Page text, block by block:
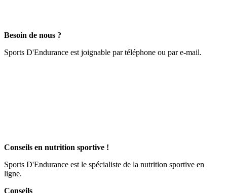
Besoin de nous ?
Sports D'Endurance est joignable par téléphone ou par e-mail.
Conseils en nutrition sportive !
Sports D'Endurance est le spécialiste de la nutrition sportive en
ligne.
Conseils